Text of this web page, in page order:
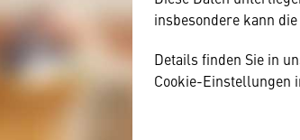
insbesondere kann
Details finden Sie in
Cookie-Einstellungen